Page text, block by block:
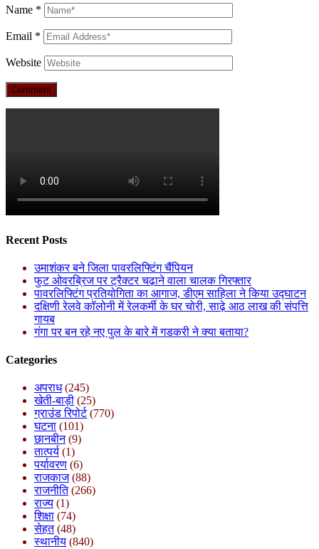
Name *
Email *
Website
Recent Posts
उमाशंकर बने जिला पावरलिफ्टिंग चैंपियन
फुट ओवरब्रिज पर ट्रैक्टर चढ़ाने वाला चालक गिरफ्तार
पावरलिफ्टिंग प्रतियोगिता का आगाज, डीएम साहिला ने किया उद्घाटन
दक्षिणी रेलवे कॉलोनी में रेलकर्मी के घर चोरी, साढ़े आठ लाख की संपत्ति
गायब
गंगा पर बन रहे नए पुल के बारे में गडकरी ने क्या बताया?
Categories
अपराध(245)
खेती-बाड़ी (25)
ग्राउंड रिपोर्ट(770)
घटना (101)
छानबीन(9)
तात्पर्य (1)
पर्यावरण (6)
राजकाज(88)
राजनीति(266)
राज्य (1)
शिक्षा (74)
सेहत(48)
स्थानीय (840)